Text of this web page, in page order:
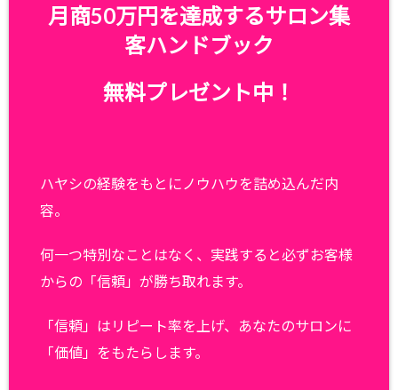
月商50万円を達成するサロン集
客ハンドブック
無料プレゼント中！
ハヤシの経験をもとにノウハウを詰め込んだ内
容。
何一つ特別なことはなく、実践すると必ずお客様
からの「信頼」が勝ち取れます。
「信頼」はリピート率を上げ、あなたのサロンに
「価値」をもたらします。